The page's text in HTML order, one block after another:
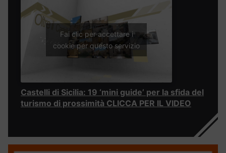
Fai clic per accettare i
cookie per questo servizio
Castelli di Sicilia: 19 ‘mini guide’ per la sfida del
turismo di prossimità CLICCA PER IL VIDEO